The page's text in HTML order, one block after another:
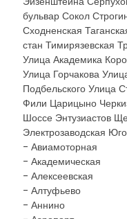
бульвар Сокол
Сходненская
стан Тимирязевская
Улица Академика
Улица Горчакова
Подбельского Улица
Фили Царицыно
Шоссе Энтузиастов
Электрозаводская
- Авиамоторная
- Академическая
- Алексеевская
- Алтуфьево
- Аннино